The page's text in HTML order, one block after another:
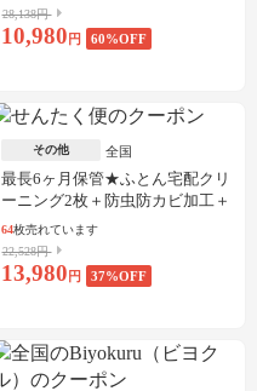
28,138円
10,980 円 60%OFF
その他 全国
最長6ヶ月保管★ふとん宅配クリ
ーニング2枚＋防虫防カビ加工＋
しみ抜き
64枚売れています
22,528円
13,980 円 37%OFF